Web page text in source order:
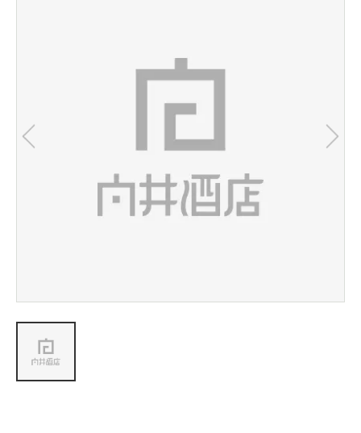
お気に入り機能の活用方法
会社情報